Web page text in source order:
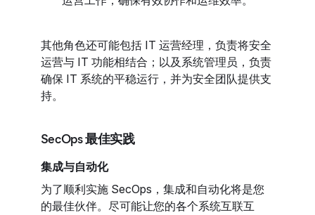
其他角色还可能包括 IT 运营经理，负责将安全
运营与 IT 功能相结合；以及系统管理员，负责
确保 IT 系统的平稳运行，并为安全团队提供支
持。
SecOps 最佳实践
集成与自动化
为了顺利实施 SecOps，集成和自动化将是您
的最佳伙伴。尽可能让您的各个系统互联互